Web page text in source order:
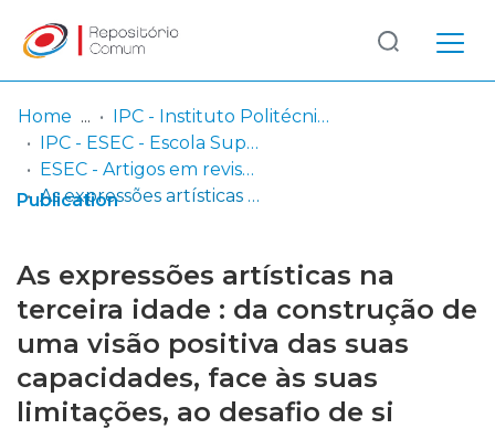
Communities
& Collections
Statistics
Log
In
(current)
Home
IPC - Instituto Politécnico de Coimbra
IPC - ESEC - Escola Superior de Educação de Coimbra
ESEC - Artigos em revistas
As expressões artísticas na terceira idade : da construção de uma visão positiva das suas capacidades, face às suas limitações, ao desafio de si próprio
Publication
As expressões artísticas na
terceira idade : da construção de
uma visão positiva das suas
capacidades, face às suas
limitações, ao desafio de si